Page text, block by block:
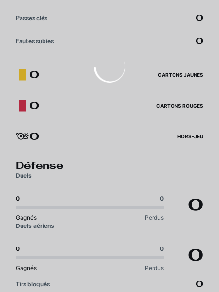
Passes clés 0
Fautes subies 0
0 CARTONS JAUNES
0 CARTONS ROUGES
0 HORS-JEU
Défense
Duels
0 0
Gagnés Perdus
0
Duels aériens
0 0
Gagnés Perdus
0
Tirs bloqués 0